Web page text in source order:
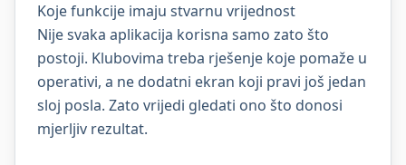
Koje funkcije imaju stvarnu vrijednost
Nije svaka aplikacija korisna samo zato što
postoji. Klubovima treba rješenje koje pomaže u
operativi, a ne dodatni ekran koji pravi još jedan
sloj posla. Zato vrijedi gledati ono što donosi
mjerljiv rezultat.